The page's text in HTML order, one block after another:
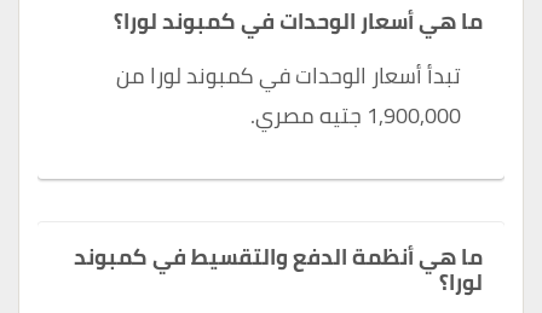
ما هي أسعار الوحدات في كمبوند لورا؟
تبدأ أسعار الوحدات في كمبوند لورا من
1,900,000 جتيه مصري.
ما هي أنظمة الدفع والتقسيط في كمبوند
لورا؟